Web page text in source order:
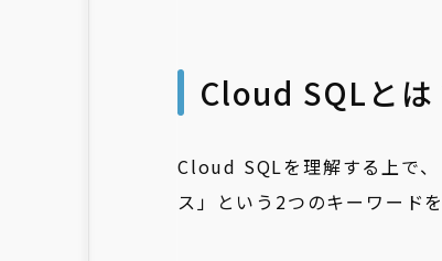
Cloud SQLとは
Cloud SQLを理解する上で
ス」という2つのキーワード